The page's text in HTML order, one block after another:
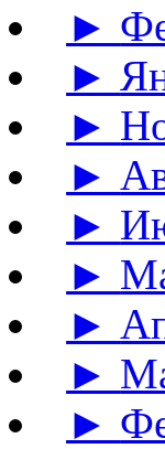
►
►
►
►
►
►
►
►
►